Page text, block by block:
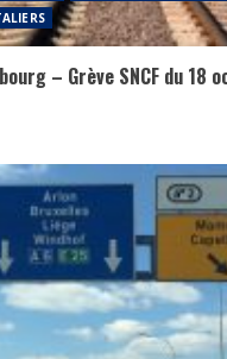
– Grève SNCF du 18